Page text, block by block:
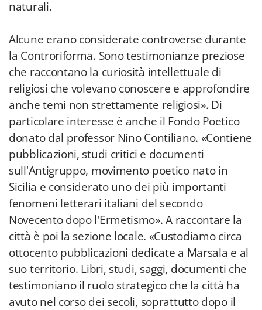
naturali.
Alcune erano considerate controverse durante
la Controriforma. Sono testimonianze preziose
che raccontano la curiosità intellettuale di
religiosi che volevano conoscere e approfondire
anche temi non strettamente religiosi». Di
particolare interesse è anche il Fondo Poetico
donato dal professor Nino Contiliano. «Contiene
pubblicazioni, studi critici e documenti
sull'Antigruppo, movimento poetico nato in
Sicilia e considerato uno dei più importanti
fenomeni letterari italiani del secondo
Novecento dopo l'Ermetismo». A raccontare la
città è poi la sezione locale. «Custodiamo circa
ottocento pubblicazioni dedicate a Marsala e al
suo territorio. Libri, studi, saggi, documenti che
testimoniano il ruolo strategico che la città ha
avuto nel corso dei secoli, soprattutto dopo il